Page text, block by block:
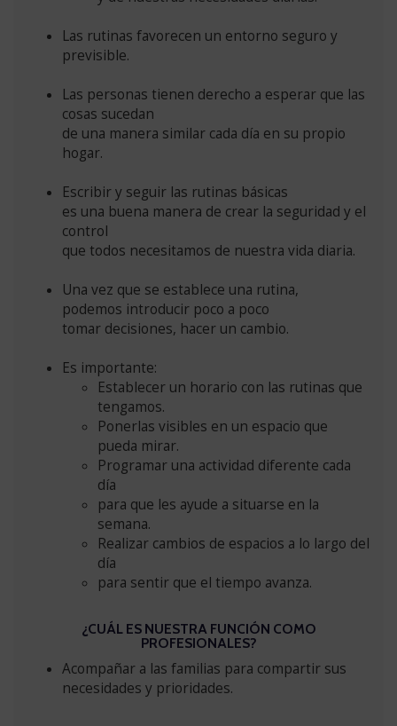
Las rutinas favorecen un entorno seguro y
previsible.
Las personas tienen derecho a esperar que las
cosas sucedan
de una manera similar cada día en su propio
hogar.
Escribir y seguir las rutinas básicas
es una buena manera de crear la seguridad y el
control
que todos necesitamos de nuestra vida diaria.
Una vez que se establece una rutina,
podemos introducir poco a poco
tomar decisiones, hacer un cambio.
Es importante:
Establecer un horario con las rutinas que
tengamos.
Ponerlas visibles en un espacio que
pueda mirar.
Programar una actividad diferente cada
día
para que les ayude a situarse en la
semana.
Realizar cambios de espacios a lo largo del
día
para sentir que el tiempo avanza.
¿CUÁL ES NUESTRA FUNCIÓN COMO
PROFESIONALES?
Acompañar a las familias para compartir sus
necesidades y prioridades.